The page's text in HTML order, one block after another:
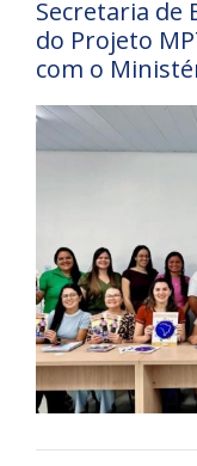
Secretaria de
do Projeto
com o